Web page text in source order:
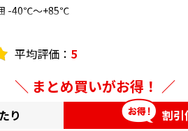
-40℃～+85℃
2
平均評価： 5
まとめ買いがお得！
り 割引